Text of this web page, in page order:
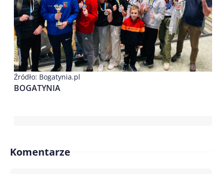
Źródło: Bogatynia.pl
BOGATYNIA
Komentarze